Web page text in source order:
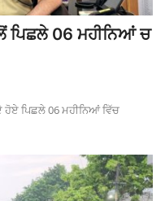
ਪਿਛਲੇ 06 ਮਹੀਨਿਆਂ ਚ
ਪਿਛਲੇ 06 ਮਹੀਨਿਆਂ ਵਿੱਚ